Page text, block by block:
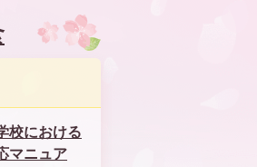
校における
マニュア